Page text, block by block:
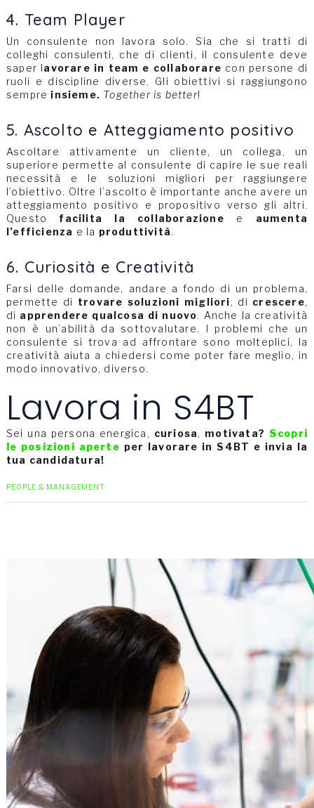
4. Team Player
Un consulente non lavora solo. Sia che si tratti di
colleghi consulenti, che di clienti, il consulente deve
saper lavorare in team e collaborare con persone di
ruoli e discipline diverse. Gli obiettivi si raggiungono
sempre insieme. Together is better!
5. Ascolto e Atteggiamento positivo
Ascoltare attivamente un cliente, un collega, un
superiore permette al consulente di capire le sue reali
necessità e le soluzioni migliori per raggiungere
l’obiettivo. Oltre l’ascolto è importante anche avere un
atteggiamento positivo e propositivo verso gli altri.
Questo facilita la collaborazione e aumenta
l’efficienza e la produttività.
6. Curiosità e Creatività
Farsi delle domande, andare a fondo di un problema,
permette di trovare soluzioni migliori, di crescere,
di apprendere qualcosa di nuovo. Anche la creatività
non è un’abilità da sottovalutare. I problemi che un
consulente si trova ad affrontare sono molteplici, la
creatività aiuta a chiedersi come poter fare meglio, in
modo innovativo, diverso.
Lavora in S4BT
Sei una persona energica, curiosa, motivata? Scopri
le posizioni aperte per lavorare in S4BT e invia la
tua candidatura!
PEOPLE & MANAGEMENT